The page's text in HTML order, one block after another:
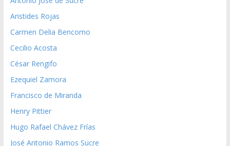
Aristides Rojas
Carmen Delia Bencomo
Cecilio Acosta
César Rengifo
Ezequiel Zamora
Francisco de Miranda
Henry Pittier
Hugo Rafael Chávez Frías
José Antonio Ramos Sucre